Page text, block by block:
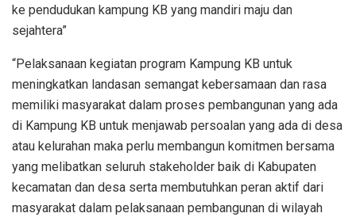
ke pendudukan kampung KB yang mandiri maju dan
sejahtera”
“Pelaksanaan kegiatan program Kampung KB untuk
meningkatkan landasan semangat kebersamaan dan rasa
memiliki masyarakat dalam proses pembangunan yang ada
di Kampung KB untuk menjawab persoalan yang ada di desa
atau kelurahan maka perlu membangun komitmen bersama
yang melibatkan seluruh stakeholder baik di Kabupaten
kecamatan dan desa serta membutuhkan peran aktif dari
masyarakat dalam pelaksanaan pembangunan di wilayah